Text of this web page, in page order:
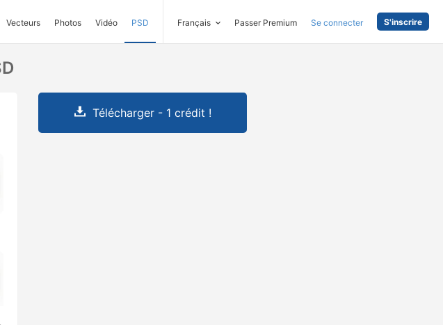
Vecteurs Photos Vidéo PSD Français Passer Premium Se connecter S'inscrire
Télécharger - 1 crédit !